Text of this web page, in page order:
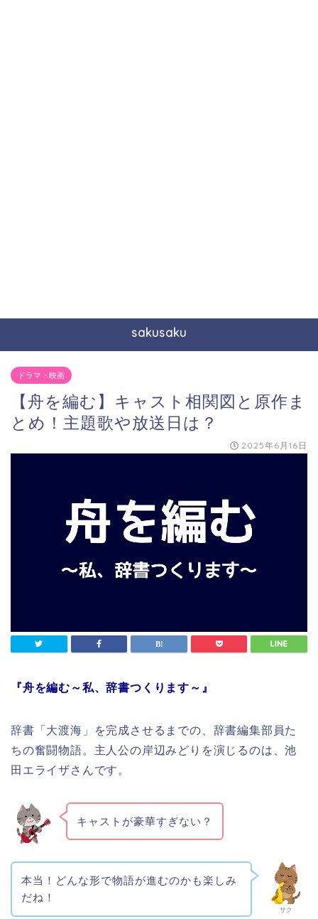
sakusaku
ドラマ・映画
【舟を編む】キャスト相関図と原作ま
とめ！主題歌や放送日は？
2025年6月16日
『舟を編む～私、辞書つくります～』
辞書「大渡海」を完成させるまでの、辞書編集部員た
ちの奮闘物語。主人公の岸辺みどりを演じるのは、池
田エライザさんです。
キャストが豪華すぎない？
サク
本当！どんな形で物語が進むのかも楽しみ
だね！